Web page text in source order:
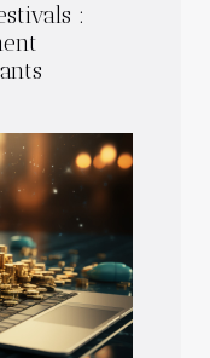
: